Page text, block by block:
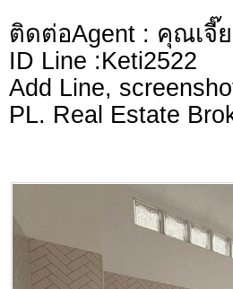
ติดต่อAgent : คุณเจี๊
ID Line :Keti2522
Add Line,
PL. Real Estate